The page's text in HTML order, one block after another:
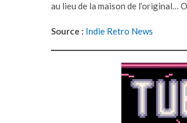
au lieu de la maison de l’original…
Source : Indie Retro News